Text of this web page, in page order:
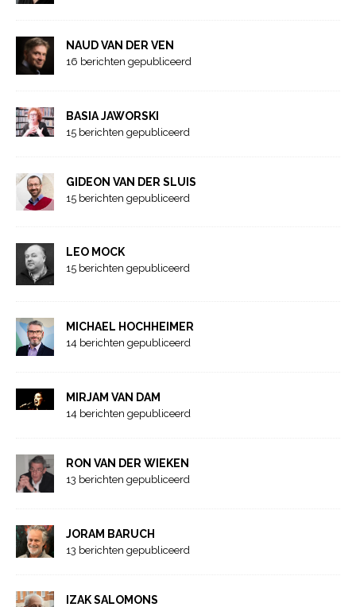
NAUD VAN DER VEN
16 berichten gepubliceerd
BASIA JAWORSKI
15 berichten gepubliceerd
GIDEON VAN DER SLUIS
15 berichten gepubliceerd
LEO MOCK
15 berichten gepubliceerd
MICHAEL HOCHHEIMER
14 berichten gepubliceerd
MIRJAM VAN DAM
14 berichten gepubliceerd
RON VAN DER WIEKEN
13 berichten gepubliceerd
JORAM BARUCH
13 berichten gepubliceerd
IZAK SALOMONS